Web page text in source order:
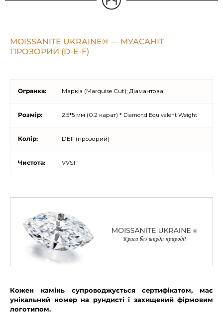
MOISSANITE UKRAINE® — МУАСАНІТ
ПРОЗОРИЙ (D-E-F)
Огранка: Маркіз (Marquise Cut); Діамантова
Розмір: 2.5*5 мм (0.2 карат) * Diamond Equivalent Weight
Колір: DEF (прозорий)
Чистота: VVS1
Кожен камінь супроводжується сертифікатом, має
унікальний номер на рундисті і захищений фірмовим
логотипом.